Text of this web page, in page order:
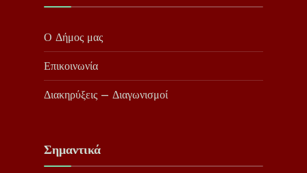
Ο Δήμος μας
Επικοινωνία
Διακηρύξεις – Διαγωνισμοί
Σημαντικά